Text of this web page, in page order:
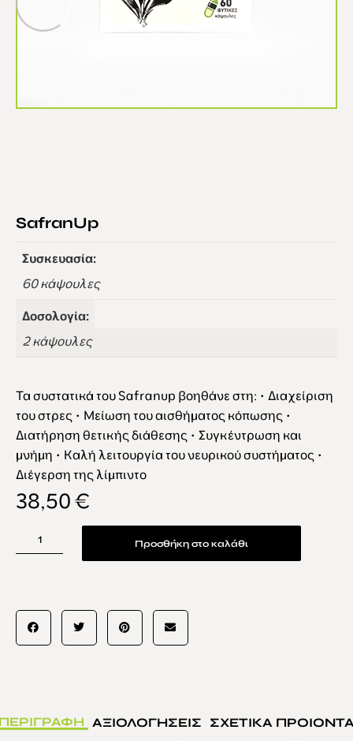
SafranUp
Συσκευασία:
60 κάψουλες
Δοσολογία:
2 κάψουλες
Τα συστατικά του Safranup βοηθάνε στη: • Διαχείριση
του στρες • Μείωση του αισθήματος κόπωσης •
Διατήρηση θετικής διάθεσης • Συγκέντρωση και
μνήμη • Καλή λειτουργία του νευρικού συστήματος •
Διέγερση της λίμπιντο
38,50€
Προσθήκη στο καλάθι
ΑΞΙΟΛΟΓΗΣΕΙΣ ΣΧΕΤΙΚΑ